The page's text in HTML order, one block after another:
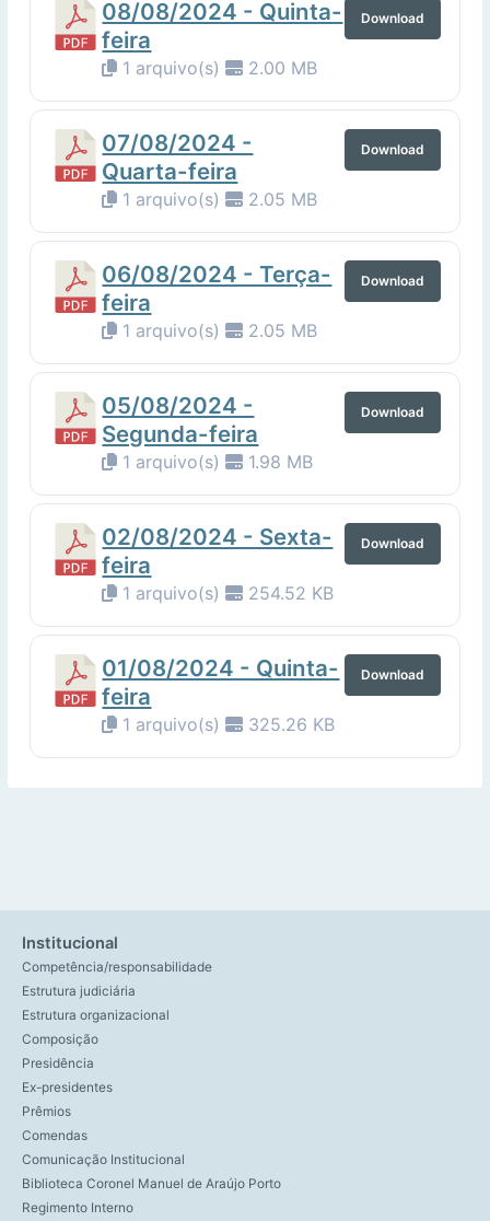
08/08/2024 - Quinta-
feira
1 arquivo(s) 2.00 MB
Download
07/08/2024 -
Quarta-feira
1 arquivo(s) 2.05 MB
Download
06/08/2024 - Terça-
feira
1 arquivo(s) 2.05 MB
Download
05/08/2024 -
Segunda-feira
1 arquivo(s) 1.98 MB
Download
02/08/2024 - Sexta-
feira
1 arquivo(s) 254.52 KB
Download
01/08/2024 - Quinta-
feira
1 arquivo(s) 325.26 KB
Download
Institucional
Competência/responsabilidade
Estrutura judiciária
Estrutura organizacional
Composição
Presidência
Ex-presidentes
Prêmios
Comendas
Comunicação Institucional
Biblioteca Coronel Manuel de Araújo Porto
Regimento Interno